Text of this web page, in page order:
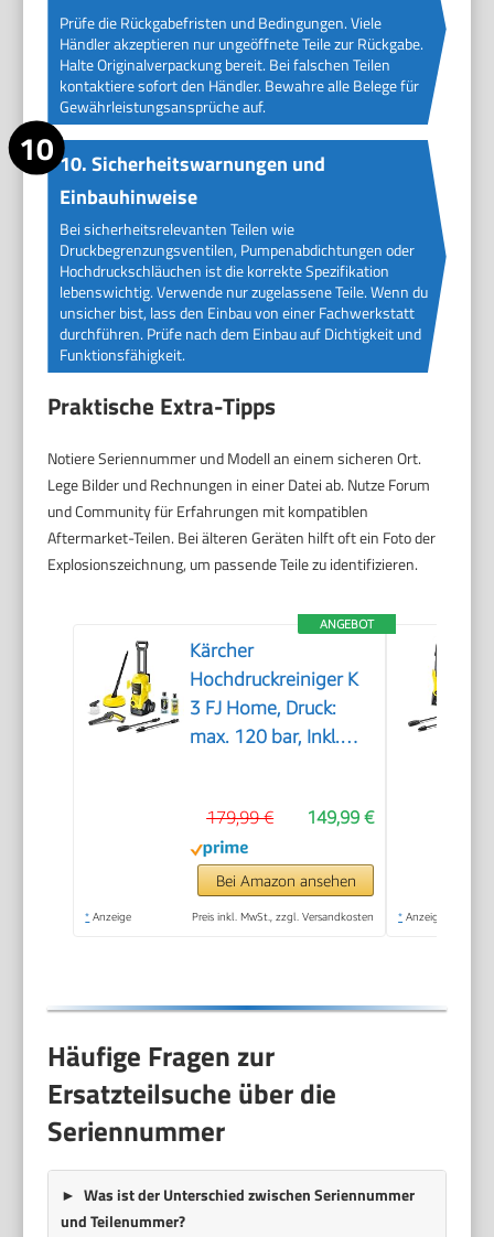
Prüfe die Rückgabefristen und Bedingungen. Viele
Händler akzeptieren nur ungeöffnete Teile zur Rückgabe.
Halte Originalverpackung bereit. Bei falschen Teilen
kontaktiere sofort den Händler. Bewahre alle Belege für
Gewährleistungsansprüche auf.
10. Sicherheitswarnungen und
Einbauhinweise
Bei sicherheitsrelevanten Teilen wie
Druckbegrenzungsventilen, Pumpenabdichtungen oder
Hochdruckschläuchen ist die korrekte Spezifikation
lebenswichtig. Verwende nur zugelassene Teile. Wenn du
unsicher bist, lass den Einbau von einer Fachwerkstatt
durchführen. Prüfe nach dem Einbau auf Dichtigkeit und
Funktionsfähigkeit.
Praktische Extra-Tipps
Notiere Seriennummer und Modell an einem sicheren Ort.
Lege Bilder und Rechnungen in einer Datei ab. Nutze Forum
und Community für Erfahrungen mit kompatiblen
Aftermarket-Teilen. Bei älteren Geräten hilft oft ein Foto der
Explosionszeichnung, um passende Teile zu identifizieren.
ANGEBOT
Kärcher
Hochdruckreiniger K
3 FJ Home, Druck:
max. 120 bar, Inkl.
und höchste
Schmutzlösekraft &
HomeKit, gelb
149,99 €
179,99 €
Bei Amazon ansehen
* Anzeige Preis inkl. MwSt., zzgl. Versandkosten * Anzeige
Häufige Fragen zur
Ersatzteilsuche über die
Seriennummer
Was ist der Unterschied zwischen Seriennummer
und Teilenummer?